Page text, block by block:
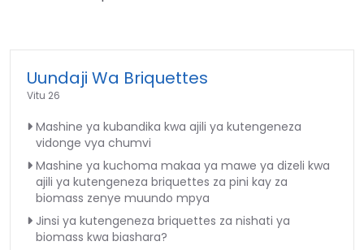
Uundaji Wa Briquettes
Vitu 26
Mashine ya kubandika kwa ajili ya kutengeneza
vidonge vya chumvi
Mashine ya kuchoma makaa ya mawe ya dizeli kwa
ajili ya kutengeneza briquettes za pini kay za
biomass zenye muundo mpya
Jinsi ya kutengeneza briquettes za nishati ya
biomass kwa biashara?